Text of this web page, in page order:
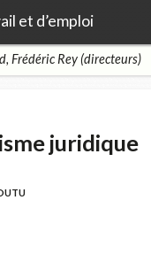
et d’emploi
Frédéric Rey (directeurs)
juridique